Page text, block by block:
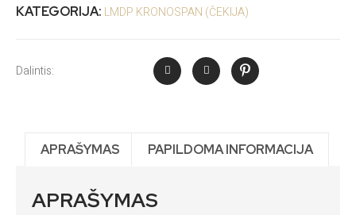
KATEGORIJA: LMDP KRONOSPAN (ČEKIJA)
Dalintis:
APRAŠYMAS PAPILDOMA INFORMACIJA
APRAŠYMAS